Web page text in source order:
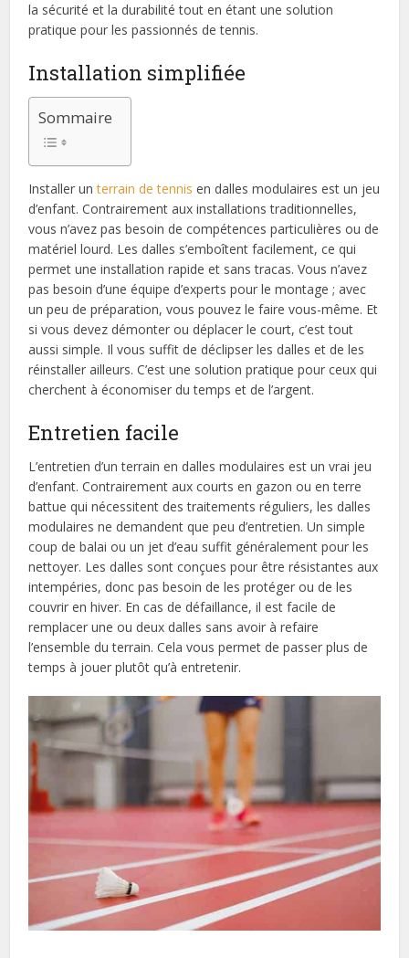
la sécurité et la durabilité tout en étant une solution
pratique pour les passionnés de tennis.
Installation simplifiée
Sommaire
Installer unterrain de tennis en dalles modulaires est un jeu
d’enfant. Contrairement aux installations traditionnelles,
vous n’avez pas besoin de compétences particulières ou de
matériel lourd. Les dalles s’emboîtent facilement, ce qui
permet une installation rapide et sans tracas. Vous n’avez
pas besoin d’une équipe d’experts pour le montage ; avec
un peu de préparation, vous pouvez le faire vous-même. Et
si vous devez démonter ou déplacer le court, c’est tout
aussi simple. Il vous suffit de déclipser les dalles et de les
réinstaller ailleurs. C’est une solution pratique pour ceux qui
cherchent à économiser du temps et de l’argent.
Entretien facile
L’entretien d’un terrain en dalles modulaires est un vrai jeu
d’enfant. Contrairement aux courts en gazon ou en terre
battue qui nécessitent des traitements réguliers, les dalles
modulaires ne demandent que peu d’entretien. Un simple
coup de balai ou un jet d’eau suffit généralement pour les
nettoyer. Les dalles sont conçues pour être résistantes aux
intempéries, donc pas besoin de les protéger ou de les
couvrir en hiver. En cas de défaillance, il est facile de
remplacer une ou deux dalles sans avoir à refaire
l’ensemble du terrain. Cela vous permet de passer plus de
temps à jouer plutôt qu’à entretenir.